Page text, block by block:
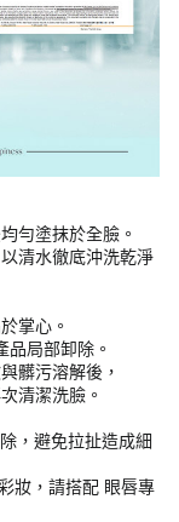
勻塗抹於全臉。
清水徹底沖洗乾淨
掌心。
局部卸除。
髒污溶解後，
清潔洗臉。
，避免拉扯造成細
妝，請搭配 眼唇專